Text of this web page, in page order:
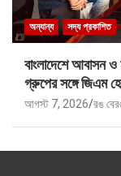
অন্যান্য সদ্য প্রকাশিত
বাংলাদেশে আবাসন ও
গ্রুপের সঙ্গে জিএম
আগস্ট 7, 2026 রঙ